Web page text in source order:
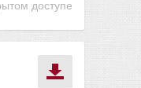
доступе